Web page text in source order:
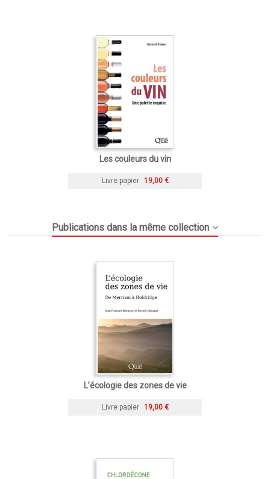
Les couleurs du vin
Livre papier 19,00 €
Publications dans la même collection
L’écologie des zones de vie
Livre papier 19,00 €